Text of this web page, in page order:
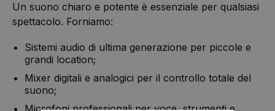
Un suono chiaro e potente è essenziale per qualsiasi
spettacolo. Forniamo:
Sistemi audio di ultima generazione per piccole e
grandi location;
Mixer digitali e analogici per il controllo totale del
suono;
Microfoni professionali per voce, strumenti e